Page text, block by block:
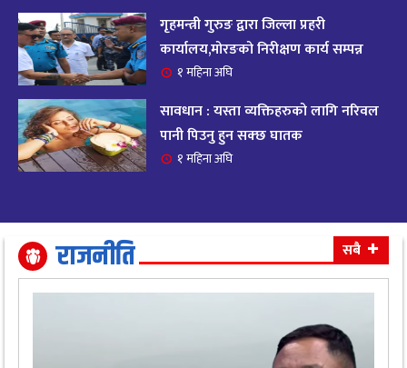
१८
आजको राशिफल : आइतवार, ८ भदौ २०८२ (२४ अगस्ट
२०२५)
११ महिना अघि
१९ आजको राशिफल २०८२ भदाै ४ गते, बुधवार
११ महिना अघि
धैर्यले सफलता मिल्नेछ
११ महिना अघि
गृहमन्त्री गुरुङ द्वारा जिल्ला प्रहरी
कार्यालय,मोरङको निरीक्षण कार्य सम्पन्न
१ महिना अघि
सावधान : यस्ता व्यक्तिहरुको लागि नरिवल
पानी पिउनु हुन सक्छ घातक
१ महिना अघि
राजनीति सबै